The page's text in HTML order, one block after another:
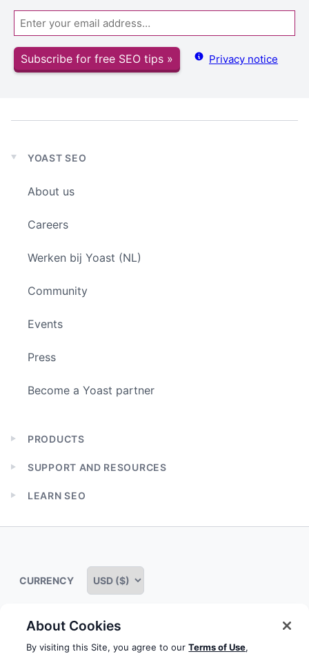
Email
Subscribe for free SEO tips » Privacy notice
Expand
menu
YOAST SEO
About us
Careers
Werken bij Yoast (NL)
Community
Events
Press
Become a Yoast partner
Expand
menu
PRODUCTS
Expand
menu
SUPPORT AND RESOURCES
Expand
menu
LEARN SEO
Some rights reserved Privacy notice Terms of service
CURRENCY
About Cookies
By visiting this Site, you agree to ourTerms of Use,